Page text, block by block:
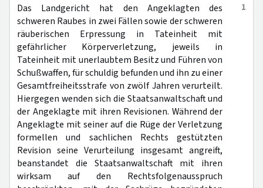
1
Das Landgericht hat den Angeklagten des
schweren Raubes in zwei Fällen sowie der schweren
räuberischen Erpressung in Tateinheit mit
gefährlicher Körperverletzung, jeweils in
Tateinheit mit unerlaubtem Besitz und Führen von
Schußwaffen, für schuldig befunden und ihn zu einer
Gesamtfreiheitsstrafe von zwölf Jahren verurteilt.
Hiergegen wenden sich die Staatsanwaltschaft und
der Angeklagte mit ihren Revisionen. Während der
Angeklagte mit seiner auf die Rüge der Verletzung
formellen und sachlichen Rechts gestützten
Revision seine Verurteilung insgesamt angreift,
beanstandet die Staatsanwaltschaft mit ihren
wirksam auf den Rechtsfolgenausspruch